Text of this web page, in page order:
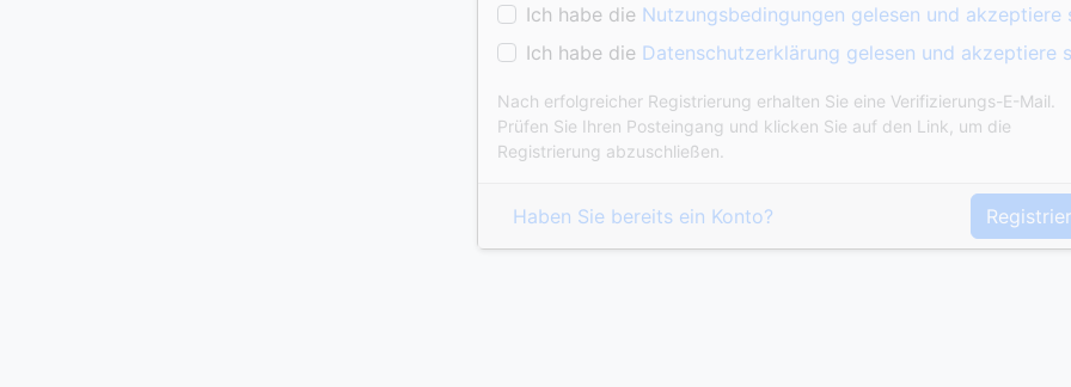
Ich habe die Nutzungsbedingungen gelesen und akzeptiere
Ich habe die Datenschutzerklärung gelesen und akzeptiere
Nach erfolgreicher Registrierung erhalten Sie eine Verifizierungs-E-Mail.
Prüfen Sie Ihren Posteingang und klicken Sie auf den Link, um die
Registrierung abzuschließen.
Haben Sie bereits ein Konto?